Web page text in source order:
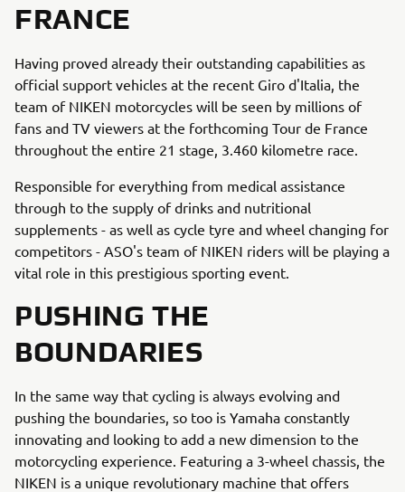
FRANCE
Having proved already their outstanding capabilities as
official support vehicles at the recent Giro d'Italia, the
team of NIKEN motorcycles will be seen by millions of
fans and TV viewers at the forthcoming Tour de France
throughout the entire 21 stage, 3.460 kilometre race.
Responsible for everything from medical assistance
through to the supply of drinks and nutritional
supplements - as well as cycle tyre and wheel changing for
competitors - ASO's team of NIKEN riders will be playing a
vital role in this prestigious sporting event.
PUSHING THE
BOUNDARIES
In the same way that cycling is always evolving and
pushing the boundaries, so too is Yamaha constantly
innovating and looking to add a new dimension to the
motorcycling experience. Featuring a 3-wheel chassis, the
NIKEN is a unique revolutionary machine that offers